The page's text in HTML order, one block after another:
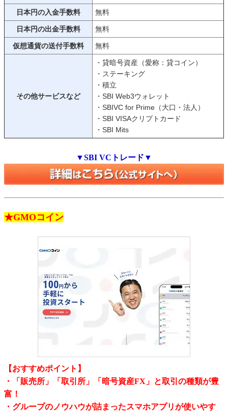
日本円の入金手数料 無料
日本円の出金手数料 無料
仮想通貨の送付手数料 無料
その他サービスなど
・貸暗号資産（愛称：貸コイン）
・ステーキング
・積立
・SBI Web3ウォレット
・SBIVC for Prime（大口・法人）
・SBI VISAクリプトカード
・SBI Mits
▼SBI VCトレード▼
★GMOコイン
【おすすめポイント】
・「販売所」「取引所」「暗号資産FX」と取引の種類が豊
富！
・グループのノウハウが詰まったスマホアプリが使いやす